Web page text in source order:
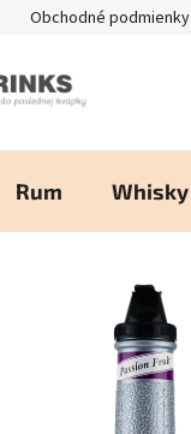
Obchodné podmienky
Rum Whisky